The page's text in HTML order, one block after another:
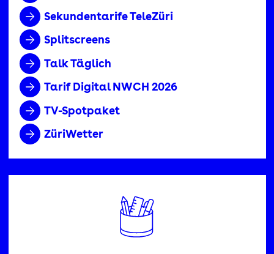
Sekundentarife TeleZüri
Splitscreens
Talk Täglich
Tarif Digital NWCH 2026
TV-Spotpaket
ZüriWetter